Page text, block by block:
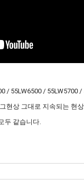
/ 55LW6500 / 55LW5700 /
현상 그대로 지속되는 현
두 같습니다.